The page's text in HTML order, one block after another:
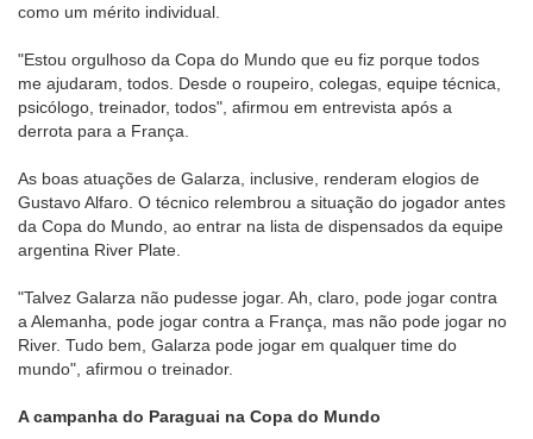
como um mérito individual.
"Estou orgulhoso da Copa do Mundo que eu fiz porque todos
me ajudaram, todos. Desde o roupeiro, colegas, equipe técnica,
psicólogo, treinador, todos", afirmou em entrevista após a
derrota para a França.
As boas atuações de Galarza, inclusive, renderam elogios de
Gustavo Alfaro. O técnico relembrou a situação do jogador antes
da Copa do Mundo, ao entrar na lista de dispensados da equipe
argentina River Plate.
"Talvez Galarza não pudesse jogar. Ah, claro, pode jogar contra
a Alemanha, pode jogar contra a França, mas não pode jogar no
River. Tudo bem, Galarza pode jogar em qualquer time do
mundo", afirmou o treinador.
A campanha do Paraguai na Copa do Mundo